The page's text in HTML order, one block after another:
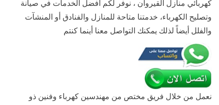
كهربائي منازل القيروان ، نوفر لكم أفضل الخدمات في صيانة
وتصليح الكهرباء، خدمتنا متاحة للمنازل والفنادق أو المنشآت
والفلل أيضاً لذلك يمكنك التواصل معنا أينما كنتم
نعمل من خلال فريق مختص من مهندسين كهرباء وفنين ذو